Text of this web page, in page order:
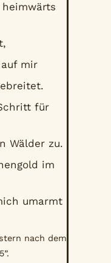
mir
für
Wälder zu.
im
umarmt
nach dem